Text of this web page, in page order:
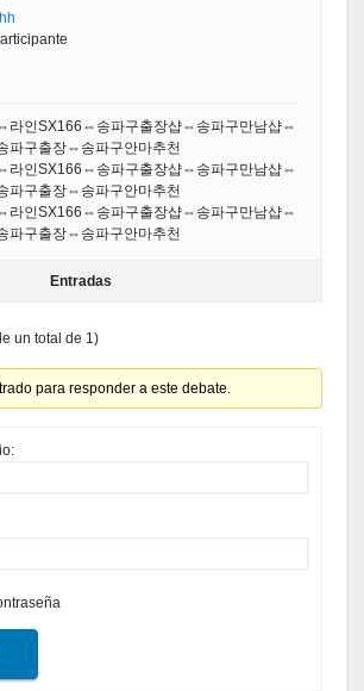
라인SX166⇔송파구출장샵⇔송파구만남샵⇔
파구출장⇔송파구안마추천
라인SX166⇔송파구출장샵⇔송파구만남샵⇔
파구출장⇔송파구안마추천
라인SX166⇔송파구출장샵⇔송파구만남샵⇔
파구출장⇔송파구안마추천
Entradas
un total de 1)
para responder a este debate.